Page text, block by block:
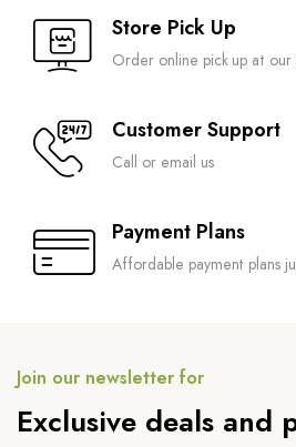
Store Pick Up
Order online pick up at our
Customer Support
Call or email us
Payment Plans
Affordable payment plans
Join our newsletter for
Exclusive deals and